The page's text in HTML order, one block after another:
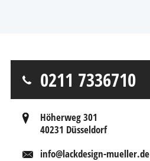
0211 7336710
Höherweg 301
40231 Düsseldorf
info@lackdesign-mueller.de